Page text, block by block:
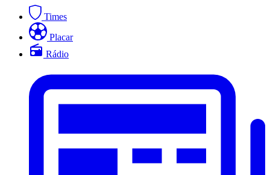
Times
Placar
Rádio